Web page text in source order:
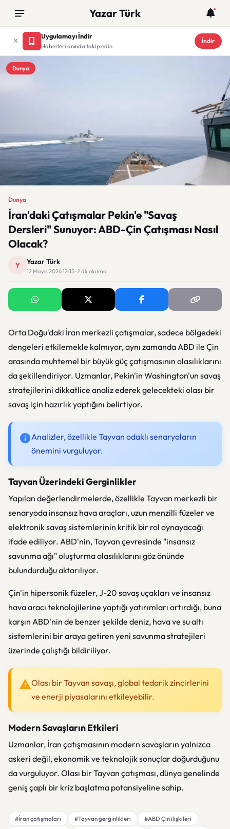
Yazar Türk
Uygulamayı İndir
Haberleri anında takip edin
İndir
Dunya
Dunya
İran'daki Çatışmalar Pekin'e "Savaş
Dersleri" Sunuyor: ABD-Çin Çatışması Nasıl
Olacak?
Y Yazar Türk
12 Mayıs 2026 12:15 · 2 dk okuma
Orta Doğu'daki İran merkezli çatışmalar, sadece bölgedeki
dengeleri etkilemekle kalmıyor, aynı zamanda ABD ile Çin
arasında muhtemel bir büyük güç çatışmasının olasılıklarını
da şekillendiriyor. Uzmanlar, Pekin'in Washington'un savaş
stratejilerini dikkatlice analiz ederek gelecekteki olası bir
savaş için hazırlık yaptığını belirtiyor.
Analizler, özellikle Tayvan odaklı senaryoların
önemini vurguluyor.
Tayvan Üzerindeki Gerginlikler
Yapılan değerlendirmelerde, özellikle Tayvan merkezli bir
senaryoda insansız hava araçları, uzun menzilli füzeler ve
elektronik savaş sistemlerinin kritik bir rol oynayacağı
ifade ediliyor. ABD'nin, Tayvan çevresinde "insansız
savunma ağı" oluşturma olasılıklarını göz önünde
bulundurduğu aktarılıyor.
Çin'in hipersonik füzeler, J-20 savaş uçakları ve insansız
hava aracı teknolojilerine yaptığı yatırımları artırdığı, buna
karşın ABD'nin de benzer şekilde deniz, hava ve su altı
sistemlerini bir araya getiren yeni savunma stratejileri
üzerinde çalıştığı bildiriliyor.
Olası bir Tayvan savaşı, global tedarik zincirlerini
ve enerji piyasalarını etkileyebilir.
Modern Savaşların Etkileri
Uzmanlar, İran çatışmasının modern savaşların yalnızca
askeri değil, ekonomik ve teknolojik sonuçlar doğurduğunu
da vurguluyor. Olası bir Tayvan çatışması, dünya genelinde
geniş çaplı bir kriz başlatma potansiyeline sahip.
#İran çatışmaları #Tayvan gerginlikleri
#ABD Çin ilişkileri